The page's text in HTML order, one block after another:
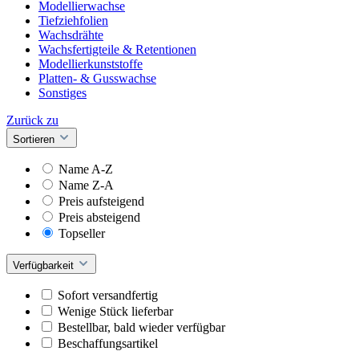
Modellierwachse
Tiefziehfolien
Wachsdrähte
Wachsfertigteile & Retentionen
Modellierkunststoffe
Platten- & Gusswachse
Sonstiges
Zurück zu
Sortieren
Name A-Z
Name Z-A
Preis aufsteigend
Preis absteigend
Topseller
Verfügbarkeit
Sofort versandfertig
Wenige Stück lieferbar
Bestellbar, bald wieder verfügbar
Beschaffungsartikel